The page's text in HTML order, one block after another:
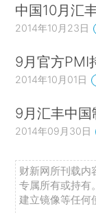
中国10月汇
2014年10月23日
9月官方PMI
2014年10月01日
9月汇丰中
2014年09月30日
财新网所刊载内
专属所有或持有
建立镜像等任何